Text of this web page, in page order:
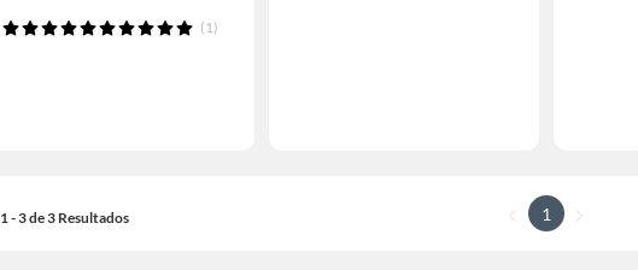
(1)
1 - 3 de 3 Resultados 1